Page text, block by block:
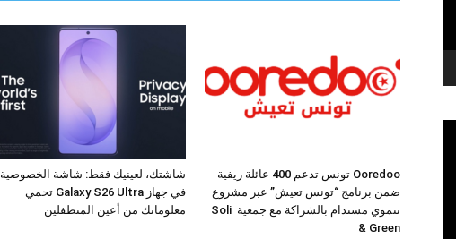
شاشتك، لعينيك فقط: شاشة الخصوصية
في جهاز Galaxy S26 Ultra تحمي
معلوماتك من أعين المتطفلين
Ooredoo تونس تدعم 400 عائلة ريفية
ضمن برنامج “تونس تعيش” عبر مشروع
تنموي مستدام بالشراكة مع جمعية Soli
& Green